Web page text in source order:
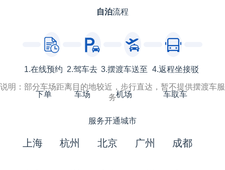
自泊流程
1.在线预约
下单
2.驾车去
车场
3.摆渡车送至
机场
4.返程坐接驳
车取车
说明：部分车场距离目的地较近，步行直达，暂不提供摆渡车服
务
服务开通城市
上海 杭州 北京 广州 成都